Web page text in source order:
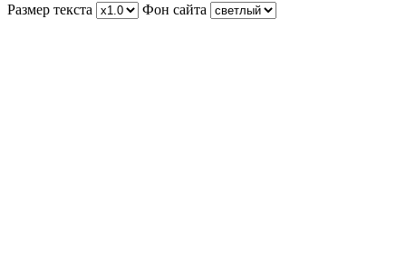
Размер текста
Фон сайта